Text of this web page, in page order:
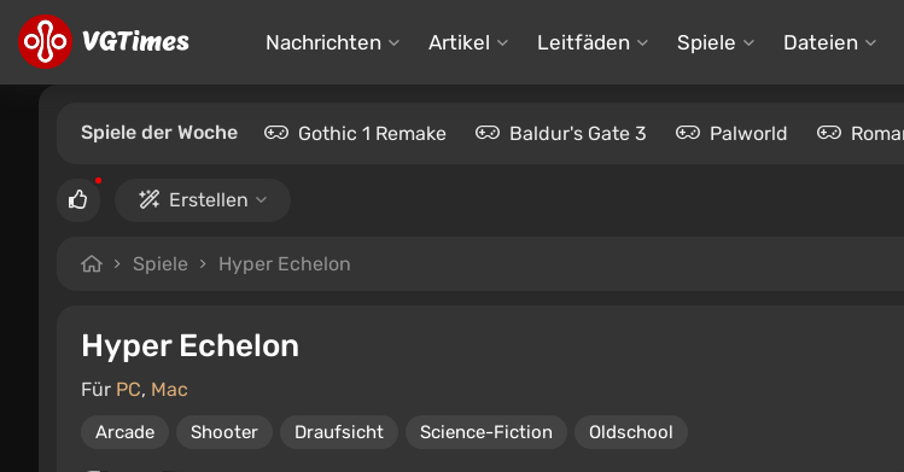
Nachrichten Artikel Leitfäden Spiele Dateien
Spiele der Woche Gothic 1 Remake Baldur's Gate 3 Palworld
Erstellen
Spiele Hyper Echelon
Hyper Echelon
Für PC, Mac
Arcade Shooter Draufsicht Science-Fiction Oldschool